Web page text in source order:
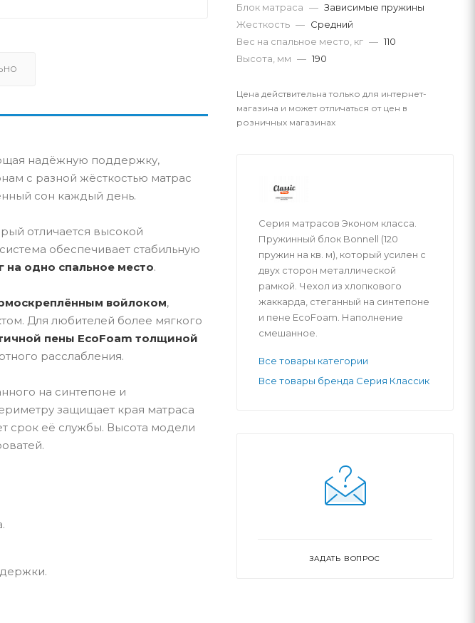
надёжную поддержку,
с разной жёсткостью матрас
сон каждый день.
отличается высокой
обеспечивает стабильную
на одно спальное место.
войлоком,
Для любителей более мягкого
пены EcoFoam толщиной
расслабления.
на синтепоне и
защищает края матраса
срок её службы. Высота модели
Блок матраса — Зависимые пружины
Жесткость — Средний
Вес на спальное место, кг — 110
Высота, мм — 190
Цена действительна только для интернет-
магазина и может отличаться от цен в
розничных магазинах
Серия матрасов Эконом класса.
Пружинный блок Bonnell (120
пружин на кв. м), который усилен с
двух сторон металлической
рамкой. Чехол из хлопкового
жаккарда, стеганный на синтепоне
и пене EcoFoam. Наполнение
смешанное.
Все товары категории
Все товары бренда Серия Классик
ЗАДАТЬ ВОПРОС